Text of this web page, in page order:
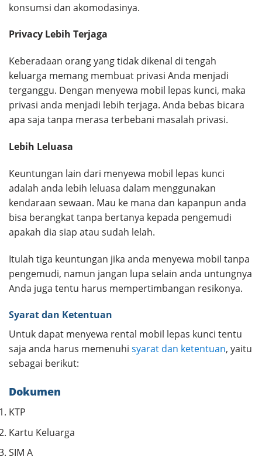
konsumsi dan akomodasinya.
Privacy Lebih Terjaga
Keberadaan orang yang tidak dikenal di tengah
keluarga memang membuat privasi Anda menjadi
terganggu. Dengan menyewa mobil lepas kunci, maka
privasi anda menjadi lebih terjaga. Anda bebas bicara
apa saja tanpa merasa terbebani masalah privasi.
Lebih Leluasa
Keuntungan lain dari menyewa mobil lepas kunci
adalah anda lebih leluasa dalam menggunakan
kendaraan sewaan. Mau ke mana dan kapanpun anda
bisa berangkat tanpa bertanya kepada pengemudi
apakah dia siap atau sudah lelah.
Itulah tiga keuntungan jika anda menyewa mobil tanpa
pengemudi, namun jangan lupa selain anda untungnya
Anda juga tentu harus mempertimbangan resikonya.
Syarat dan Ketentuan
Untuk dapat menyewa rental mobil lepas kunci tentu
saja anda harus memenuhi syarat dan ketentuan, yaitu
sebagai berikut:
Dokumen
KTP
Kartu Keluarga
SIM A